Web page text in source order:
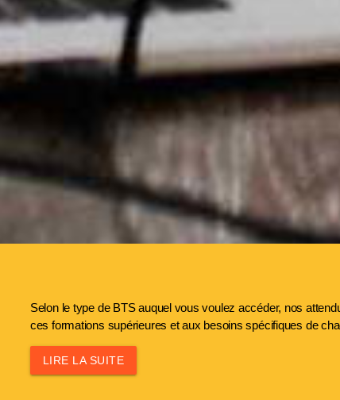
Selon le type de BTS auquel vous voulez accéder, nos
ces formations supérieures et aux besoins spécifiques de
LIRE LA SUITE